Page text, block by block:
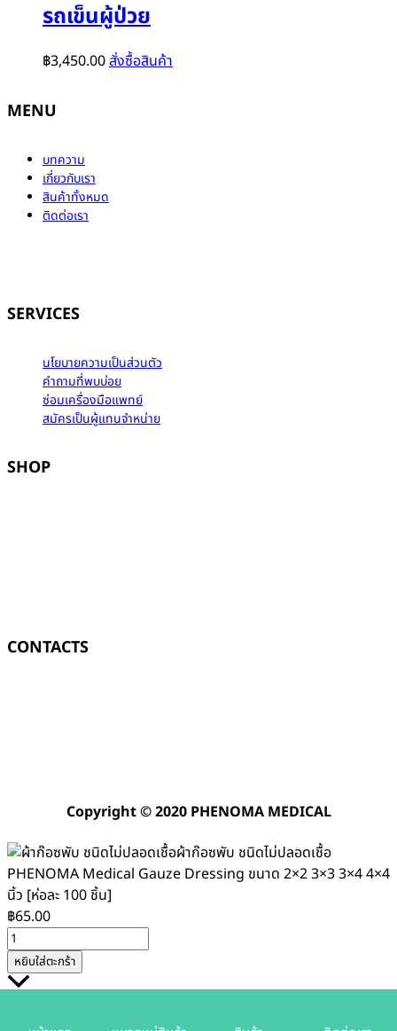
รถเข็นผู้ป่วย
฿3,450.00สั่งซื้อสินค้า
MENU
บทความ
เกี่ยวกับเรา
สินค้าทั้งหมด
ติดต่อเรา
SERVICES
นโยบายความเป็นส่วนตัว
คำถามที่พบบ่อย
ซ่อมเครื่องมือแพทย์
สมัครเป็นผู้แทนจำหน่าย
SHOP
CONTACTS
Copyright © 2020 PHENOMA MEDICAL
ผ้าก๊อซพับ ชนิดไม่ปลอดเชื้อ
PHENOMA Medical Gauze Dressing ขนาด 2×2 3×3 3×4 4×4
นิ้ว [ห่อละ 100 ชิ้น]
฿65.00
จำนวน
ผ้า
ก๊อ
หยิบใส่ตะกร้า
Top